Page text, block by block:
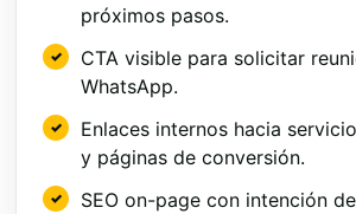
próximos pasos.
CTA visible para solicitar
WhatsApp.
Enlaces internos hacia
y páginas de conversión.
SEO on-page con intención